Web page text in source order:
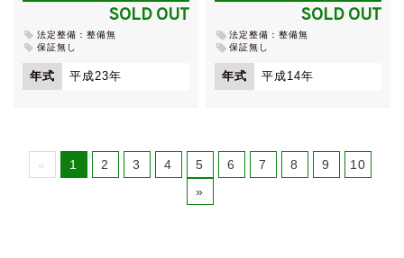
SOLD OUT
法定整備：整備無
保証無し
年式 平成23年
SOLD OUT
法定整備：整備無
保証無し
年式 平成14年
« 1 2 3 4 5 6 7 8 9
10
»